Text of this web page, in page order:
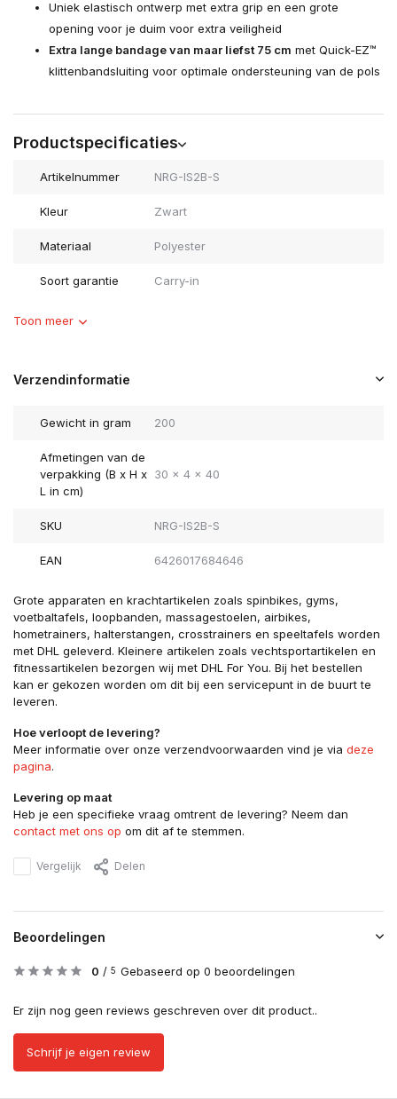
Uniek elastisch ontwerp met extra grip en een grote
opening voor je duim voor extra veiligheid
Extra lange bandage van maar liefst 75 cm met Quick-EZ™
klittenbandsluiting voor optimale ondersteuning van de pols
Productspecificaties
Artikelnummer NRG-IS2B-S
Kleur Zwart
Materiaal Polyester
Soort garantie Carry-in
Toon meer
Verzendinformatie
Gewicht in gram 200
Afmetingen van de
verpakking (B x H x
L in cm)
30 x 4 x 40
SKU NRG-IS2B-S
EAN 6426017684646
Grote apparaten en krachtartikelen zoals spinbikes, gyms,
voetbaltafels, loopbanden, massagestoelen, airbikes,
hometrainers, halterstangen, crosstrainers en speeltafels worden
met DHL geleverd. Kleinere artikelen zoals vechtsportartikelen en
fitnessartikelen bezorgen wij met DHL For You. Bij het bestellen
kan er gekozen worden om dit bij een servicepunt in de buurt te
leveren.
Hoe verloopt de levering?
Meer informatie over onze verzendvoorwaarden vind je via deze
pagina.
Levering op maat
Heb je een specifieke vraag omtrent de levering? Neem dan
contact met ons op om dit af te stemmen.
Vergelijk Delen
Beoordelingen
0 / 5 Gebaseerd op 0 beoordelingen
Er zijn nog geen reviews geschreven over dit product..
Schrijf je eigen review